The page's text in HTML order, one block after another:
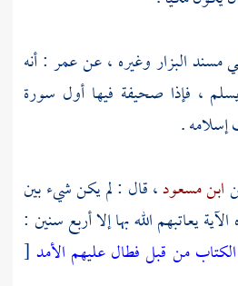
مسندالبزاروغيره ، عنعمر : أنه
، فإذا صحيفة فيها أول سورة
إسلامه .
ابن مسعود، قال : لم يكن شيء بين
يعاتبهم الله بها إلا أربع سنين :
من قبل فطال عليهم الأمد [